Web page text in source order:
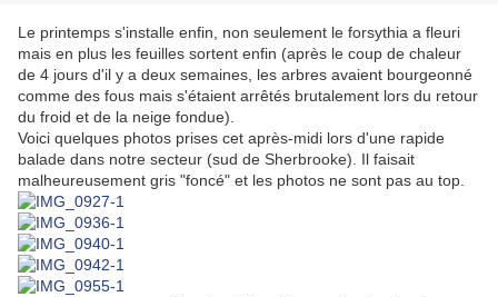
Le printemps s'installe enfin, non seulement le forsythia a fleuri
mais en plus les feuilles sortent enfin (après le coup de chaleur
de 4 jours d'il y a deux semaines, les arbres avaient bourgeonné
comme des fous mais s'étaient arrêtés brutalement lors du retour
du froid et de la neige fondue).
Voici quelques photos prises cet après-midi lors d'une rapide
balade dans notre secteur (sud de Sherbrooke). Il faisait
malheureusement gris "foncé" et les photos ne sont pas au top.